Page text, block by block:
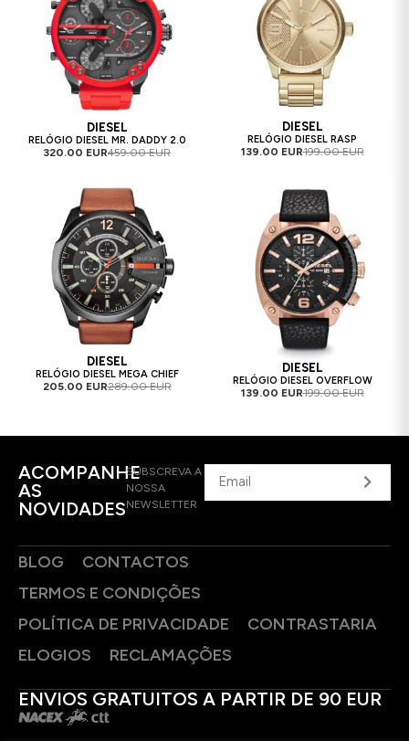
DIESEL
RELÓGIO DIESEL MR. DADDY 2.0
320.00 EUR459.00 EUR
DIESEL
RELÓGIO DIESEL RASP
139.00 EUR199.00 EUR
DIESEL
RELÓGIO DIESEL MEGA CHIEF
205.00 EUR289.00 EUR
DIESEL
RELÓGIO DIESEL OVERFLOW
139.00 EUR199.00 EUR
ACOMPANHE
AS
NOVIDADES
SUBSCREVA A
NOSSA
NEWSLETTER
BLOG
CONTACTOS
TERMOS E CONDIÇÕES
POLÍTICA DE PRIVACIDADE
CONTRASTARIA
ELOGIOS
RECLAMAÇÕES
ENVIOS GRATUITOS A PARTIR DE 90 EUR